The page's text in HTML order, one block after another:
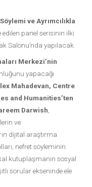
ve Ayrımcılıkla
panel serisinin ilki
Salonu’nda yapılacak.
Merkezi’nin
yapacağı
Mahadevan, Centre
and Humanities’ten
Darwish
ve
dijital araştırma
nefret söyleminin
kutuplaşmanın sosyal
sorular ekseninde ele